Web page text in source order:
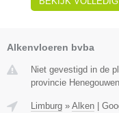
Alkenvloeren bvba
Niet gevestigd in de
provincie Henegouwen.
Limburg » Alken